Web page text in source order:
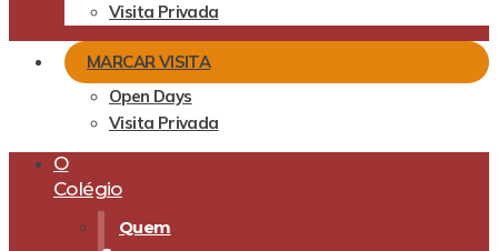
Visita Privada
MARCAR VISITA
Open Days
Visita Privada
O
Colégio
Quem